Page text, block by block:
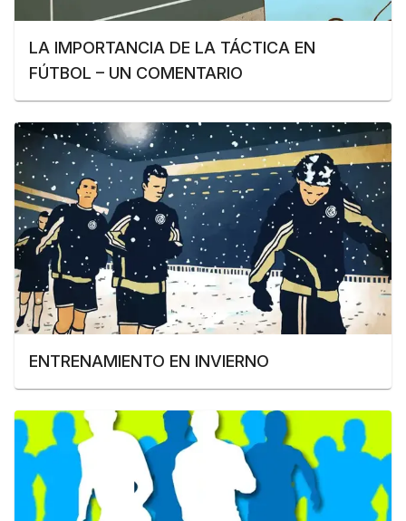
LA IMPORTANCIA DE LA TÁCTICA EN
FÚTBOL – UN COMENTARIO
ENTRENAMIENTO EN INVIERNO